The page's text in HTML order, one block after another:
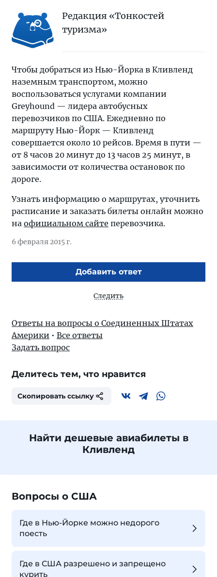
Редакция «Тонкостей
туризма»
Чтобы добраться из Нью-Йорка в Кливленд
наземным транспортом, можно
воспользоваться услугами компании
Greyhound — лидера автобусных
перевозчиков по США. Ежедневно по
маршруту Нью-Йорк — Кливленд
совершается около 10 рейсов. Время в пути —
от 8 часов 20 минут до 13 часов 25 минут, в
зависимости от количества остановок по
дороге.
Узнать информацию о маршрутах, уточнить
расписание и заказать билеты онлайн можно
на официальном сайте перевозчика.
6 февраля 2015 г.
Добавить ответ
Следить
Ответы на вопросы о Соединенных Штатах
Америки • Все ответы
Задать вопрос
Делитесь тем, что нравится
Скопировать ссылку
Найти дешевые авиабилеты в
Кливленд
Вопросы о США
Где в Нью-Йорке можно недорого
поесть
Где в США разрешено и запрещено
курить